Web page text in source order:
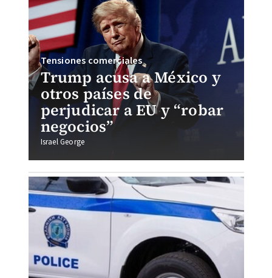
Trump acusa a México y
otros países de
perjudicar a EU y “robar
negocios”
Tensiones comerciales
Israel George